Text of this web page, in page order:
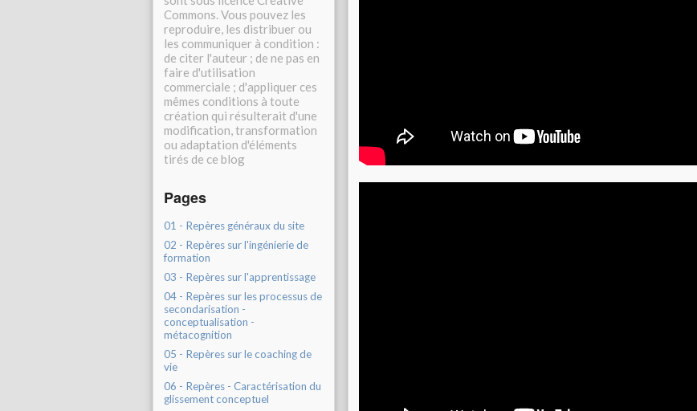
Commons. Vous pouvez les
reproduire, les distribuer ou
les communiquer à condition :
de citer l'auteur ; de ne pas en
faire d'utilisation
commerciale ; d'appliquer ces
mêmes conditions à toute
création qui résulterait d'une
modification, transformation
ou adaptation d'éléments
tirés de ce blog
Pages
01 - Repères généraux du site
02 - Repères sur l'ingénierie de
formation
03 - Repères sur l'apprentissage
04 - Repères sur les processus de
secondarisation -
conceptualisation -
métacognition
05 - Repères sur le coaching de
vie
06 - Repères - Caractérisation du
glissement conceptuel